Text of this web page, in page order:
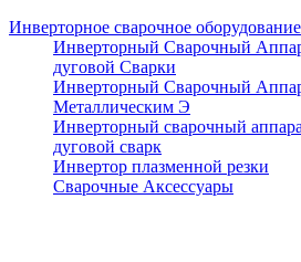
Инверторное сварочное оборудование
Инверторный Сварочный
дуговой Сварки
Инверторный Сварочный
Металлическим Э
Инверторный сварочный
дуговой сварк
Инвертор плазменной резки
Сварочные Аксессуары